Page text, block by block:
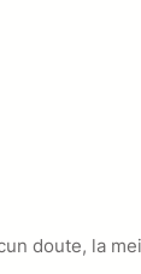
doute, la